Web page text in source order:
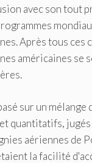
avec son tout
Après tous ces
américaines se
sur un mélange
quantitatifs, jugés
aériennes de
la facilité